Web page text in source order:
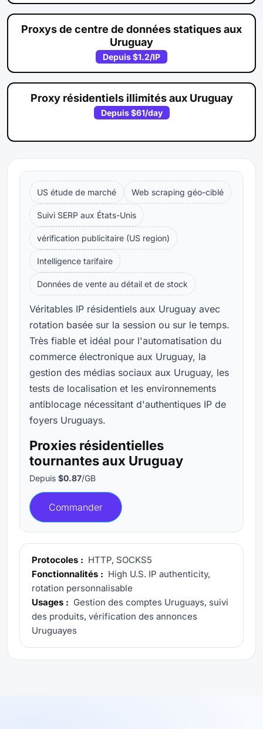
Proxys de centre de données statiques aux
Uruguay
Depuis$1.2/IP
Proxy résidentiels illimités aux Uruguay
Depuis$61/day
US étude de marché Web scraping géo-ciblé
Suivi SERP aux États-Unis
vérification publicitaire (US region)
Intelligence tarifaire
Données de vente au détail et de stock
Véritables IP résidentiels aux Uruguay avec
rotation basée sur la session ou sur le temps.
Très fiable et idéal pour l'automatisation du
commerce électronique aux Uruguay, la
gestion des médias sociaux aux Uruguay, les
tests de localisation et les environnements
antiblocage nécessitant d'authentiques IP de
foyers Uruguays.
Proxies résidentielles
tournantes aux Uruguay
Depuis $0.87/GB
Commander
Protocoles : HTTP, SOCKS5
Fonctionnalités : High U.S. IP authenticity,
rotation personnalisable
Usages : Gestion des comptes Uruguays, suivi
des produits, vérification des annonces
Uruguayes